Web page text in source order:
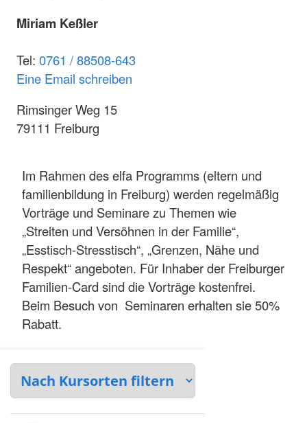
Miriam Keßler
Tel: 0761 / 88508-643
Eine Email schreiben
Rimsinger Weg 15
79111 Freiburg
Im Rahmen des elfa Programms (eltern und
familienbildung in Freiburg) werden regelmäßig
Vorträge und Seminare zu Themen wie
„Streiten und Versöhnen in der Familie“,
„Esstisch-Stresstisch“, „Grenzen, Nähe und
Respekt“ angeboten. Für Inhaber der Freiburger
Familien-Card sind die Vorträge kostenfrei.
Beim Besuch von Seminaren erhalten sie 50%
Rabatt.